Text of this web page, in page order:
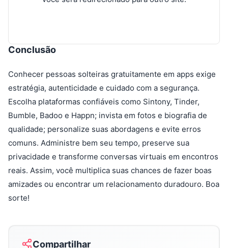
Conclusão
Conhecer pessoas solteiras gratuitamente em apps exige
estratégia, autenticidade e cuidado com a segurança.
Escolha plataformas confiáveis como Sintony, Tinder,
Bumble, Badoo e Happn; invista em fotos e biografia de
qualidade; personalize suas abordagens e evite erros
comuns. Administre bem seu tempo, preserve sua
privacidade e transforme conversas virtuais em encontros
reais. Assim, você multiplica suas chances de fazer boas
amizades ou encontrar um relacionamento duradouro. Boa
sorte!
Compartilhar